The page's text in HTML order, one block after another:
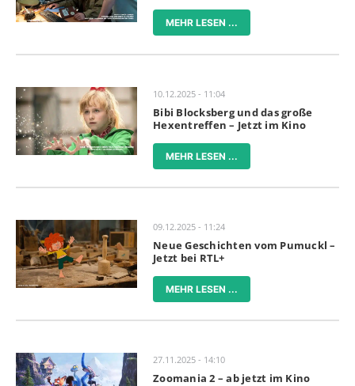
MEHR LESEN ...
10.12.2025 - 11:04
Bibi Blocksberg und das große
Hexentreffen – Jetzt im Kino
MEHR LESEN ...
09.12.2025 - 11:24
Neue Geschichten vom Pumuckl –
Jetzt bei RTL+
MEHR LESEN ...
27.11.2025 - 14:10
Zoomania 2 – ab jetzt im Kino